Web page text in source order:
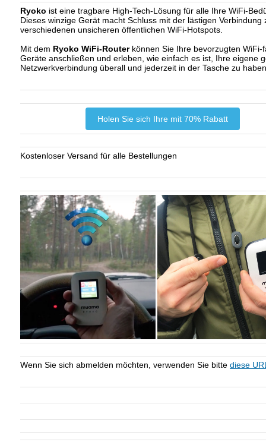
Ryoko ist eine tragbare High-Tech-Lösung für alle Ihre WiFi-
Dieses winzige Gerät macht Schluss mit der lästigen Verbindung
verschiedenen unsicheren öffentlichen WiFi-Hotspots.
Mit dem Ryoko WiFi-Routerkönnen Sie Ihre bevorzugten WiFi-
Geräte anschließen und erleben, wie einfach es ist, Ihre eigene
Netzwerkverbindung überall und jederzeit in der Tasche zu
Holen Sie sich Ihre mit 70% Rabatt
Kostenloser Versand für alle Bestellungen
Wenn Sie sich abmelden möchten, verwenden Sie bittediese